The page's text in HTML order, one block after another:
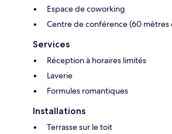
Espace de coworking
Centre de conférence (60 mètres
Services
Réception à horaires limités
Laverie
Formules romantiques
Installations
Terrasse sur le toit